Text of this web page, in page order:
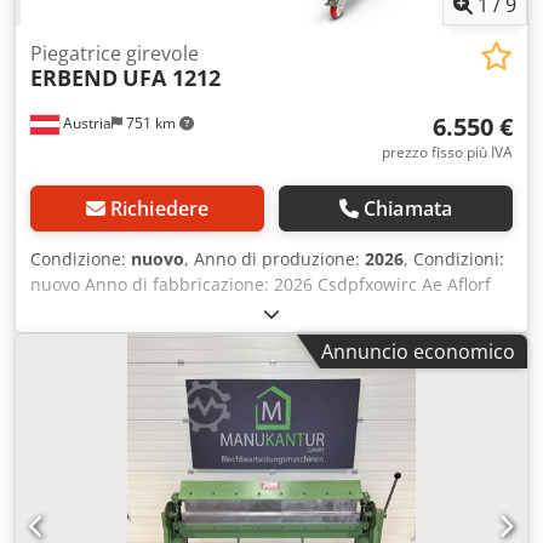
Austria 751 km
Piegatrice girevole
ERBEND UFA 1212
6.550 €
prezzo fisso più IVA
Richiedere Chiamata
Condizione: nuovo, Anno di produzione: 2026, Condizioni:
nuovo Anno di fabbricazione: 2026 Csdpfxowirc Ae Aflorf
Numero di magazzino: 080200 Tempi di consegna:
immediati, salvo vendite precedenti Paese di origine:
Turchia Prezzo: 6.550 € Rata di leasing: 126,42 €
Disponibilità in magazzino: 1 Lunghezza di piegatura: 1250
mm Spessore della lamiera (420 N/mm²): 1,25 mm
Spessore massimo della lamiera – acciaio inossidabile: 0,8
mm Spessore massimo della lamiera – alluminio: 2 mm
Angolo massimo di piegatura: 150 ° Battistrada posteriore:
manuale, 500 mm Apertura massima senza utensili: 200
Annuncio economico